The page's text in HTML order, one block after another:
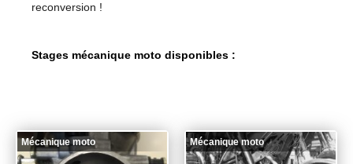
reconversion !
Stages mécanique moto disponibles :
Mécanique moto Mécanique moto